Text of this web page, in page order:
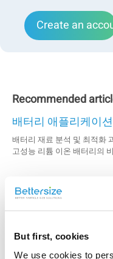
But first, cookies
We use cookies to
Create an
Recommended
배터리 애플리케이
배터리 재료 분석 및 최적화
고성능 리튬 이온 배터리의
세라믹 분말에 레이
세라믹 분말의 입자 크기 분
품 생산에 매우 필요합니다.
지고 있음이 입증되었습니다.
레이저 입도 분석기